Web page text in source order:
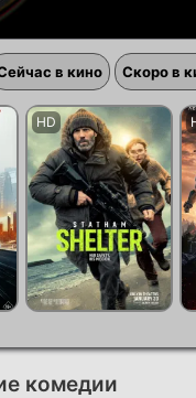
комедии
в кино Скоро в